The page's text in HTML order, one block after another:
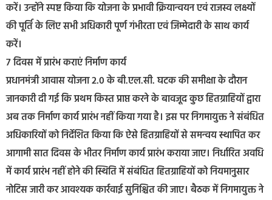
करें। उन्होंने स्पष्ट किया कि योजना के प्रभावी क्रियान्वयन एवं राजस्व लक्ष्यों
की पूर्ति के लिए सभी अधिकारी पूर्ण गंभीरता एवं जिम्मेदारी के साथ कार्य
करें।
7 दिवस में प्रारंभ कराएं निर्माण कार्य
प्रधानमंत्री आवास योजना 2.0 के बी.एल.सी. घटक की समीक्षा के दौरान
जानकारी दी गई कि प्रथम किस्त प्राप्त करने के बावजूद कुछ हितग्राहियों द्वारा
अब तक निर्माण कार्य प्रारंभ नहीं किया गया है। इस पर निगमायुक्त ने संबंधित
अधिकारियों को निर्देशित किया कि ऐसे हितग्राहियों से समन्वय स्थापित कर
आगामी सात दिवस के भीतर निर्माण कार्य प्रारंभ कराया जाए। निर्धारित अवधि
में कार्य प्रारंभ नहीं होने की स्थिति में संबंधित हितग्राहियों को नियमानुसार
नोटिस जारी कर आवश्यक कार्रवाई सुनिश्चित की जाए। बैठक में निगमायुक्त ने